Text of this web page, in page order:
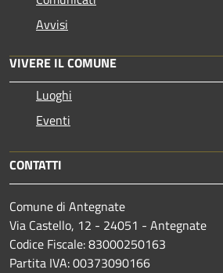
Avvisi
VIVERE IL COMUNE
Luoghi
Eventi
CONTATTI
Comune di Antegnate
Via Castello, 12 - 24051 - Antegnate
Codice Fiscale: 83000250163
Partita IVA: 00373090166